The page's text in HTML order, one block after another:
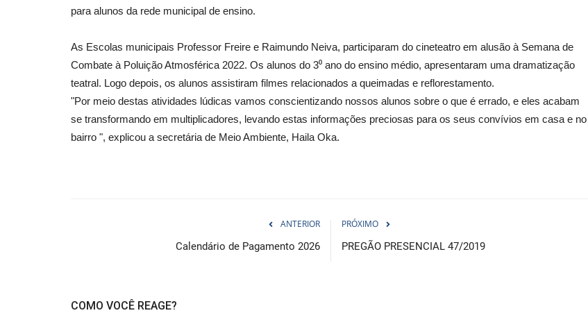
para alunos da rede municipal de ensino.
As Escolas municipais Professor Freire e Raimundo Neiva, participaram do cineteatro em alusão à Semana de
Combate à Poluição Atmosférica 2022. Os alunos do 3⁰ ano do ensino médio, apresentaram uma dramatização
teatral. Logo depois, os alunos assistiram filmes relacionados a queimadas e reflorestamento.
"Por meio destas atividades lúdicas vamos conscientizando nossos alunos sobre o que é errado, e eles acabam
se transformando em multiplicadores, levando estas informações preciosas para os seus convívios em casa e no
bairro ", explicou a secretária de Meio Ambiente, Haila Oka.
ANTERIOR
Calendário de Pagamento 2026
PRÓXIMO
PREGÃO PRESENCIAL 47/2019
COMO VOCÊ REAGE?